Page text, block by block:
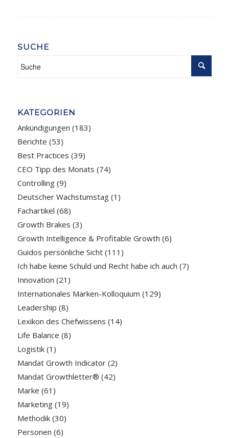
SUCHE
KATEGORIEN
Ankündigungen (183)
Berichte (53)
Best Practices (39)
CEO Tipp des Monats (74)
Controlling(9)
Deutscher Wachstumstag(1)
Fachartikel (68)
Growth Brakes (3)
Growth Intelligence & Profitable Growth (6)
Guidos persönliche Sicht(111)
Ich habe keine Schuld und Recht habe ich auch (7)
Innovation (21)
Internationales Marken-Kolloquium (129)
Leadership (8)
Lexikon des Chefwissens (14)
Life Balance (8)
Logistik(1)
Mandat Growth Indicator(2)
Mandat Growthletter® (42)
Marke (61)
Marketing(19)
Methodik(30)
Personen (6)